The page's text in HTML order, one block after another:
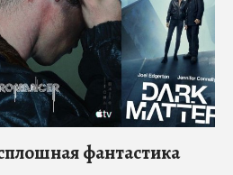
фантастика